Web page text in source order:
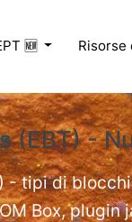
🆕
(EBT) -
- tipi di
Box,